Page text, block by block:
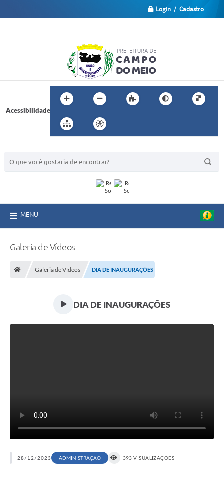
Login / Cadastro
Acessibilidade
MENU
Galeria de Vídeos
Galeria de Vídeos DIA DE INAUGURAÇÕES
DIA DE INAUGURAÇÕES
28/12/2023 ADMINISTRAÇÃO 393 VISUALIZAÇÕES